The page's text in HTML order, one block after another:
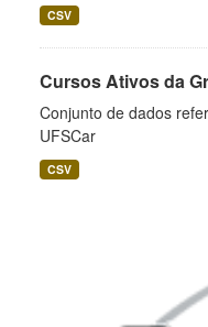
CSV
Cursos Ativos da
Conjunto de dados
UFSCar
CSV